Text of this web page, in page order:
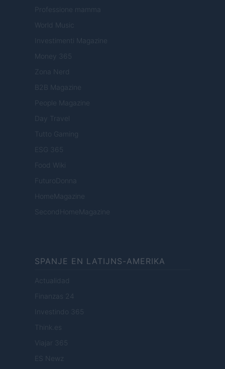
Professione mamma
World Music
Investimenti Magazine
Money 365
Zona Nerd
B2B Magazine
People Magazine
Day Travel
Tutto Gaming
ESG 365
Food Wiki
FuturoDonna
HomeMagazine
SecondHomeMagazine
SPANJE EN LATIJNS-AMERIKA
Actualidad
Finanzas 24
Investindo 365
Think.es
Viajar 365
ES Newz